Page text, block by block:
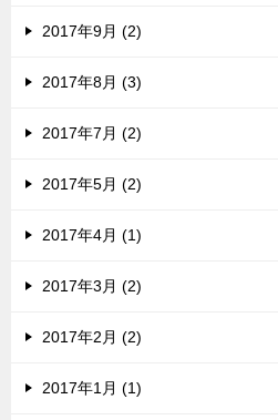
2017年9月 (2)
2017年8月 (3)
2017年7月 (2)
2017年5月 (2)
2017年4月 (1)
2017年3月 (2)
2017年2月 (2)
2017年1月 (1)